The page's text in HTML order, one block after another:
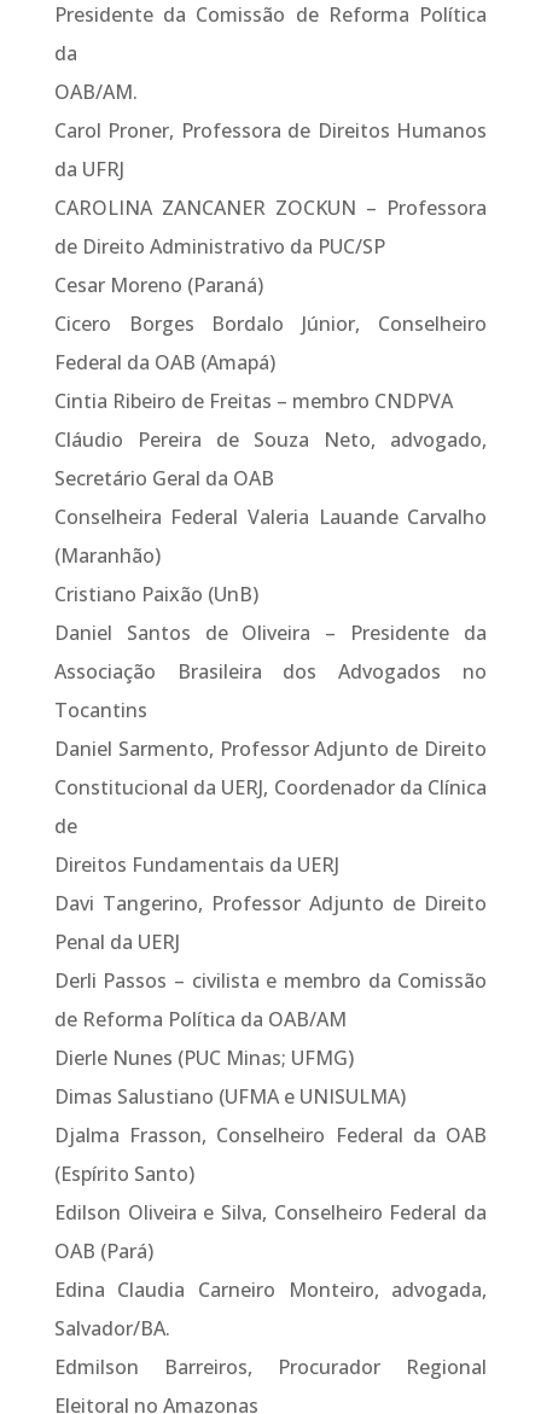
Presidente da Comissão de Reforma Política
da
OAB/AM.
Carol Proner, Professora de Direitos Humanos
da UFRJ
CAROLINA ZANCANER ZOCKUN – Professora
de Direito Administrativo da PUC/SP
Cesar Moreno (Paraná)
Cicero Borges Bordalo Júnior, Conselheiro
Federal da OAB (Amapá)
Cintia Ribeiro de Freitas – membro CNDPVA
Cláudio Pereira de Souza Neto, advogado,
Secretário Geral da OAB
Conselheira Federal Valeria Lauande Carvalho
(Maranhão)
Cristiano Paixão (UnB)
Daniel Santos de Oliveira – Presidente da
Associação Brasileira dos Advogados no
Tocantins
Daniel Sarmento, Professor Adjunto de Direito
Constitucional da UERJ, Coordenador da Clínica
de
Direitos Fundamentais da UERJ
Davi Tangerino, Professor Adjunto de Direito
Penal da UERJ
Derli Passos – civilista e membro da Comissão
de Reforma Política da OAB/AM
Dierle Nunes (PUC Minas; UFMG)
Dimas Salustiano (UFMA e UNISULMA)
Djalma Frasson, Conselheiro Federal da OAB
(Espírito Santo)
Edilson Oliveira e Silva, Conselheiro Federal da
OAB (Pará)
Edina Claudia Carneiro Monteiro, advogada,
Salvador/BA.
Edmilson Barreiros, Procurador Regional
Eleitoral no Amazonas